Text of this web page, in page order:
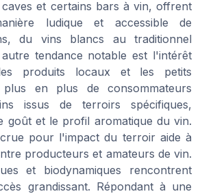
et certains bars à vin, offrent
ludique et accessible de
du vins blancs au traditionnel
tendance notable est l'intérêt
produits locaux et les petits
en plus de consommateurs
issus de terroirs spécifiques,
goût et le profil aromatique du vin.
pour l'impact du terroir aide à
producteurs et amateurs de vin.
et biodynamiques rencontrent
grandissant. Répondant à une